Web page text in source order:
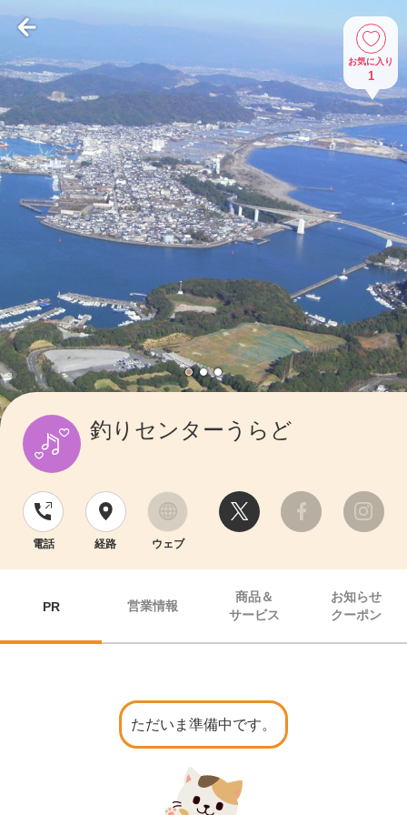
お気に入り
1
釣りセンターうらど
電話 経路 ウェブ
PR 営業情報
商品＆
サービス
お知らせ
クーポン
ただいま準備中です。